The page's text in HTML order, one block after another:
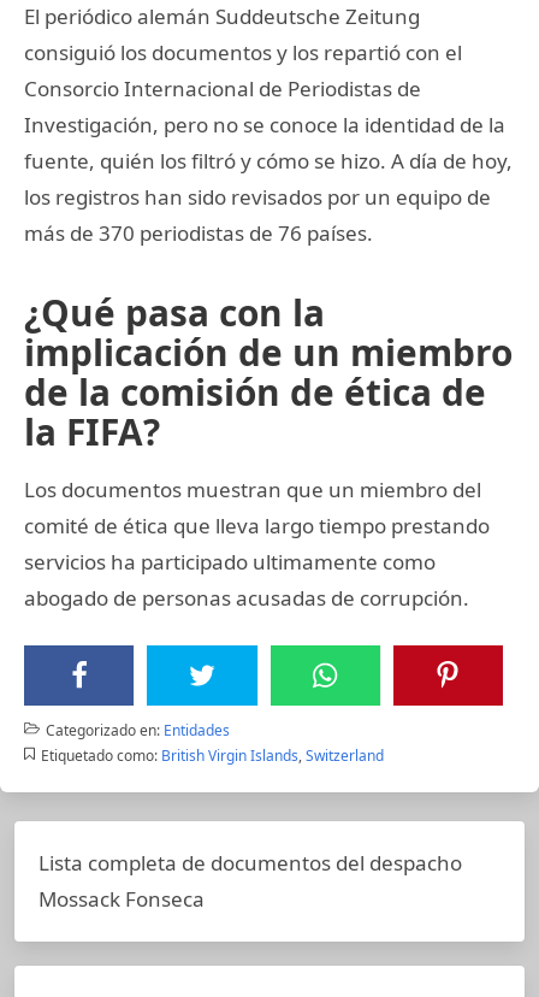
El periódico alemán Suddeutsche Zeitung
consiguió los documentos y los repartió con el
Consorcio Internacional de Periodistas de
Investigación, pero no se conoce la identidad de la
fuente, quién los filtró y cómo se hizo. A día de hoy,
los registros han sido revisados por un equipo de
más de 370 periodistas de 76 países.
¿Qué pasa con la
implicación de un miembro
de la comisión de ética de
la FIFA?
Los documentos muestran que un miembro del
comité de ética que lleva largo tiempo prestando
servicios ha participado ultimamente como
abogado de personas acusadas de corrupción.
Categorizado en: Entidades
Etiquetado como: British Virgin Islands,Switzerland
Lista completa de documentos del despacho
Mossack Fonseca